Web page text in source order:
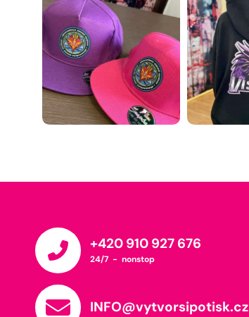
+420 910 927 676
24/7 - nonstop
INFO@vytvorsipotisk.cz